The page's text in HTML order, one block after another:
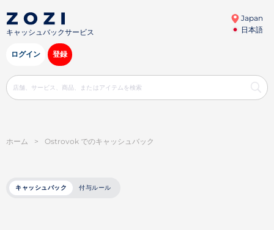
キャッシュバックサービス
Japan
日本語
ログイン 登録
ホーム > Ostrovok でのキャッシュバック
キャッシュバック 付与ルール